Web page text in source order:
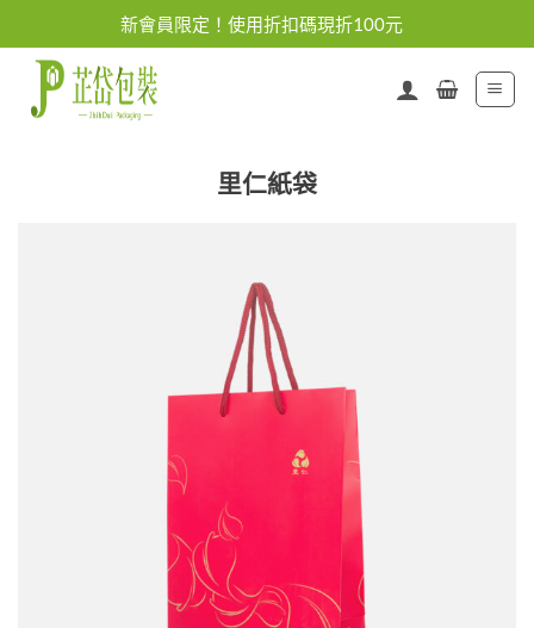
content
新會員限定！使用折扣碼現折100元
里仁紙袋